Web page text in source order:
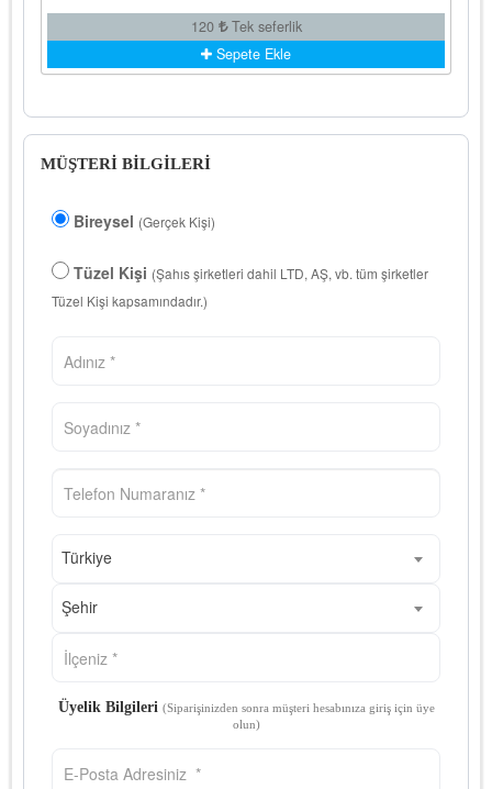
120
Tek seferlik
Sepete Ekle
MÜŞTERİ BİLGİLERİ
Bireysel (Gerçek Kişi)
Tüzel Kişi (Şahıs şirketleri dahil LTD, AŞ, vb. tüm şirketler
Tüzel Kişi kapsamındadır.)
Türkiye
Şehir
Üyelik Bilgileri (Siparişinizden sonra müşteri hesabınıza giriş için üye
olun)